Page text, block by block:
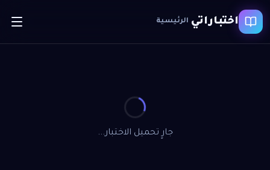
اختباراتي الرئيسية
جارٍ تحميل الاختبار...